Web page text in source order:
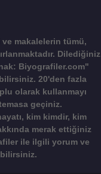
makalelerin tümü,
Dilediğiniz
Biyografiler.com"
20'den fazla
olarak kullanmayı
geçiniz.
kim kimdir, kim
merak ettiğiniz
ile ilgili yorum ve